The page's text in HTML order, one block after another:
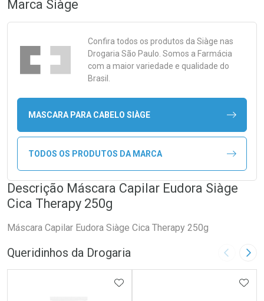
Marca Siàge
Confira todos os produtos da Siàge nas
Drogaria São Paulo. Somos a Farmácia
com a maior variedade e qualidade do
Brasil.
MASCARA PARA CABELO SIÀGE
TODOS OS PRODUTOS DA MARCA
Descrição Máscara Capilar Eudora Siàge
Cica Therapy 250g
Máscara Capilar Eudora Siàge Cica Therapy 250g
Queridinhos da Drogaria Imagem
ADICIONAR AOS FAVORITOS